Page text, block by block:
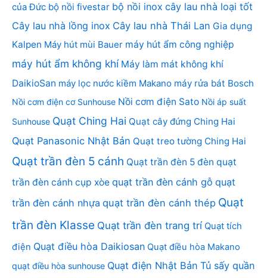
của Đức bộ nồi fivestar bộ nồi inox cây lau nhà loại tốt
Cây lau nhà lồng inox Cây lau nhà Thái Lan Gia dụng
Kalpen Máy hút mùi Bauer máy hút ẩm công nghiệp
máy hút ẩm không khí Máy làm mát không khí
DaikioSan máy lọc nước kiềm Makano máy rửa bát Bosch
Nồi cơm điện cơ Sunhouse Nồi cơm điện Sato Nồi áp suất
Sunhouse Quạt Ching Hai Quạt cây đứng Ching Hai
Quạt Panasonic Nhật Bản Quạt treo tường Ching Hai
Quạt trần đèn 5 cánh Quạt trần đèn 5 đèn quạt
trần đèn cánh cụp xòe quạt trần đèn cánh gỗ quạt
trần đèn cánh nhựa quạt trần đèn cánh thép Quạt
trần đèn Klasse Quạt trần đèn trang trí Quạt tích
điện Quạt điều hòa Daikiosan Quạt điều hòa Makano
quạt điều hòa sunhouse Quạt điện Nhật Bản Tủ sấy quần